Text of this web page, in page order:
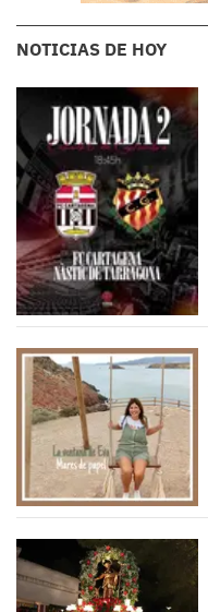
NOTICIAS DE HOY